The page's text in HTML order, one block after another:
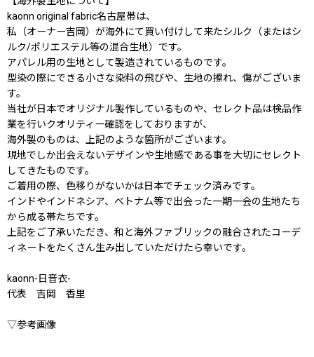
kaonn original fabric名古屋帯は、
私（オーナー吉岡）が海外にて買い付けして来たシルク（またはシ
ルク/ポリエステル等の混合生地）です。
アパレル用の生地として製造されているものです。
型染の際にできる小さな染料の飛びや、生地の擦れ、傷がございま
す。
当社が日本でオリジナル製作しているものや、セレクト品は検品作
業を行いクオリティー確認をしておりますが、
海外製のものは、上記のような箇所がございます。
現地でしか出会えないデザインや生地感である事を大切にセレクト
してきたものです。
ご着用の際、色移りがないかは日本でチェック済みです。
インドやインドネシア、ベトナム等で出会った一期一会の生地たち
から成る帯たちです。
上記をご了承いただき、和と海外ファブリックの融合されたコーデ
ィネートをたくさん生み出していただけたら幸いです。
kaonn-日音衣-
代表 吉岡 香里
▽参考画像